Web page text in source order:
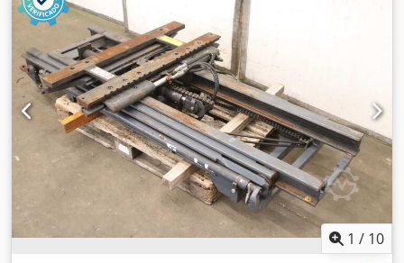
procedente de una carretilla elevadora frontal tipo E15Z-02
-Capacidad de carga: 1500 kg -Altura de elevación: mm -
Dimensiones/medidas: ver fotos / dibujo técnico -
Dimensiones de transporte: 2480/1040/A330 mm -Peso:
504 kg
1 / 10